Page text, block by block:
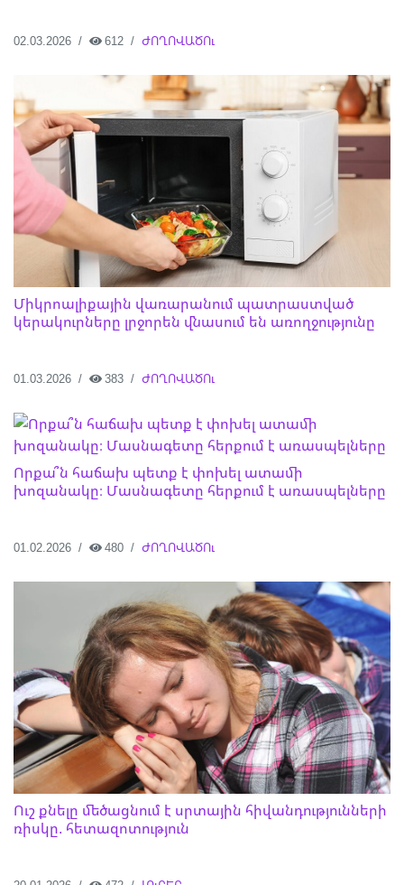
02.03.2026 612 ԺՈՂՈՎԱԾՈւ
Միկրոալիքային վառարանում պատրաստված
կերակուրները լրջորեն վնասում են առողջությունը
01.03.2026 383 ԺՈՂՈՎԱԾՈւ
Որքա՞ն հաճախ պետք է փոխել ատամի
խոզանակը։ Մասնագետը հերքում է առասպելները
01.02.2026 480 ԺՈՂՈՎԱԾՈւ
Ուշ քնելը մեծացնում է սրտային հիվանդությունների
ռիսկը. հետազոտություն